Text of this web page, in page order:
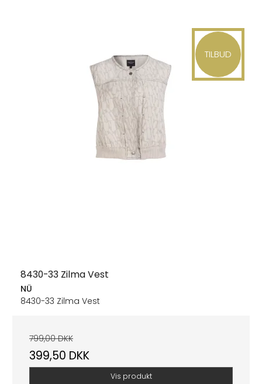
TILBUD
8430-33 Zilma Vest
NÜ
8430-33 Zilma Vest
799,00 DKK
399,50 DKK
Vis produkt